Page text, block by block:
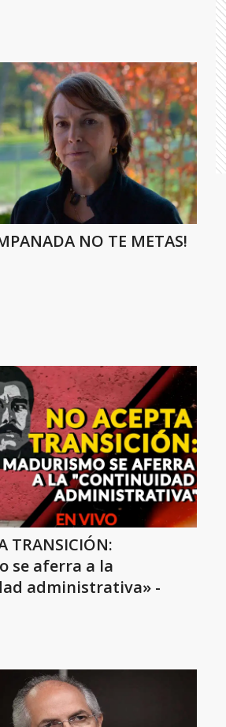
NO TE METAS!
TRANSICIÓN:
se aferra a la
administrativa» -